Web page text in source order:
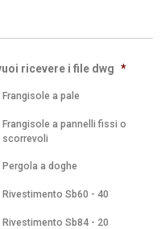
ricevere i file dwg *
Frangisole a pale
Frangisole a pannelli fissi o
scorrevoli
Pergola a doghe
Rivestimento Sb60 - 40
Rivestimento Sb84 - 20